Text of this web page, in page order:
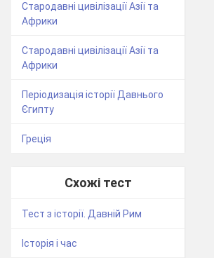
Стародавні цивілізації Азії та
Африки
Стародавні цивілізації Азії та
Африки
Періодизація історії Давнього
Єгипту
Греція
Схожі тест
Тест з історії. Давній Рим
Історія і час